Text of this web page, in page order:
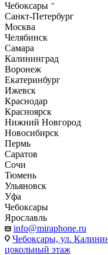
Чебоксары
Санкт-Петербург
Москва
Челябинск
Самара
Калининград
Воронеж
Екатеринбург
Ижевск
Краснодар
Красноярск
Нижний Новгород
Новосибирск
Пермь
Саратов
Сочи
Тюмень
Ульяновск
Уфа
Чебоксары
Ярославль
info@miraphone.ru
Чебоксары, ул.
цокольный этаж